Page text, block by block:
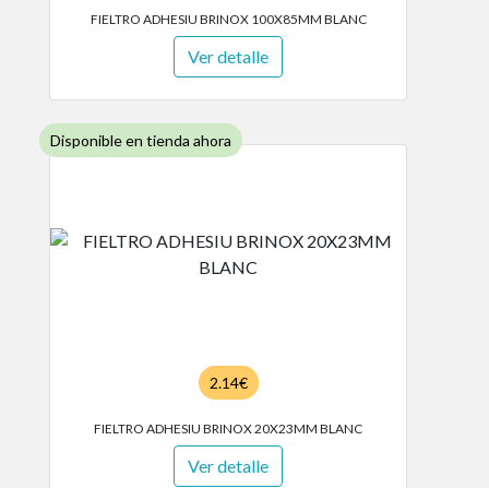
FIELTRO ADHESIU BRINOX 100X85MM BLANC
Ver detalle
Disponible en tienda ahora
2.14€
FIELTRO ADHESIU BRINOX 20X23MM BLANC
Ver detalle